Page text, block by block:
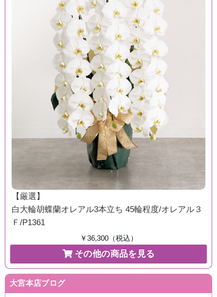
【厳選】
白大輪胡蝶蘭オレアル3本立ち 45輪程度/オレアル３
Ｆ/P1361
￥36,300（税込）
その他の商品を見る
大宮本店ブログ